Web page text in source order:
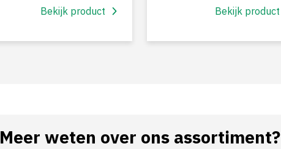
Bekijk product Bekijk product
Meer weten over ons assortiment?